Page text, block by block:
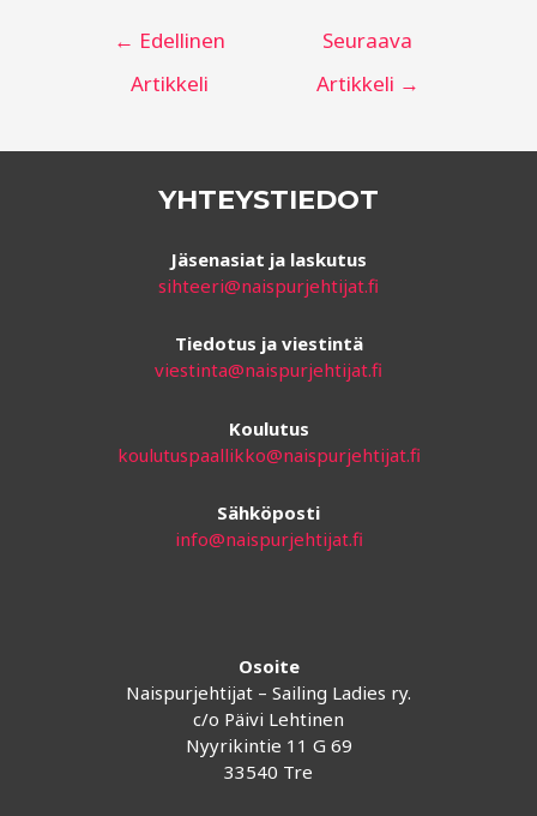
Artikkelien
selaus
← Edellinen
Artikkeli
Seuraava
Artikkeli →
YHTEYSTIEDOT
Jäsenasiat ja laskutus
sihteeri@naispurjehtijat.fi
Tiedotus ja viestintä
viestinta@naispurjehtijat.fi
Koulutus
koulutuspaallikko@naispurjehtijat.fi
Sähköposti
info@naispurjehtijat.fi
Osoite
Naispurjehtijat – Sailing Ladies ry.
c/o Päivi Lehtinen
Nyyrikintie 11 G 69
33540 Tre